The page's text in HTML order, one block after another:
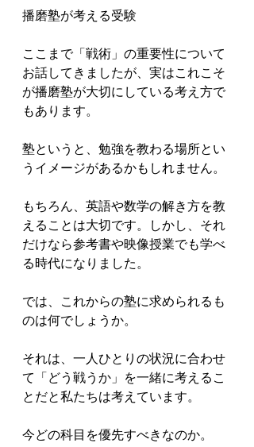
播磨塾が考える受験
ここまで「戦術」の重要性について
お話してきましたが、実はこれこそ
が播磨塾が大切にしている考え方で
もあります。
塾というと、勉強を教わる場所とい
うイメージがあるかもしれません。
もちろん、英語や数学の解き方を教
えることは大切です。しかし、それ
だけなら参考書や映像授業でも学べ
る時代になりました。
では、これからの塾に求められるも
のは何でしょうか。
それは、一人ひとりの状況に合わせ
て「どう戦うか」を一緒に考えるこ
とだと私たちは考えています。
今どの科目を優先すべきなのか。